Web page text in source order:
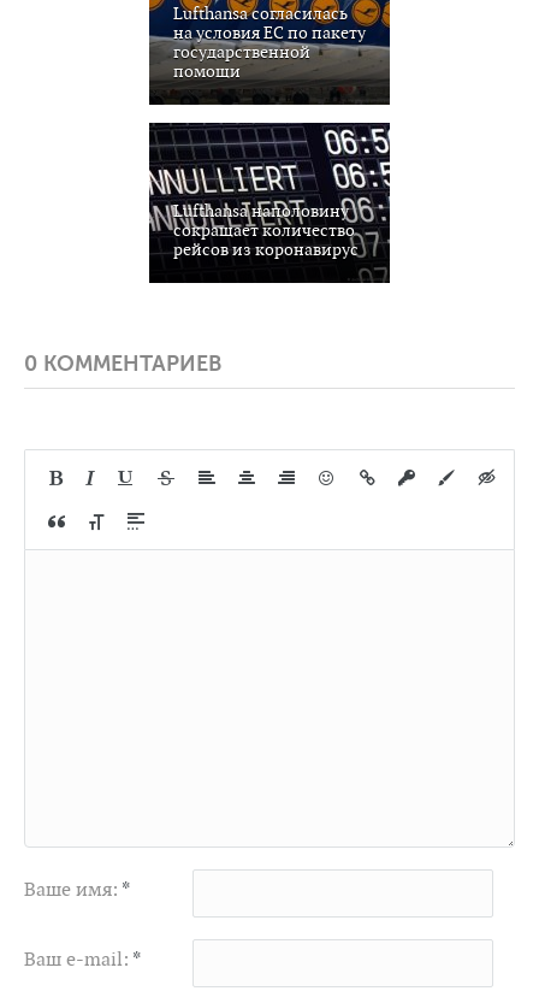
Lufthansa согласилась
на условия ЕС по пакету
государственной
помощи
Lufthansa наполовину
сокращает количество
рейсов из коронавирус
0 КОММЕНТАРИЕВ
Ваше имя: *
Ваш e-mail: *